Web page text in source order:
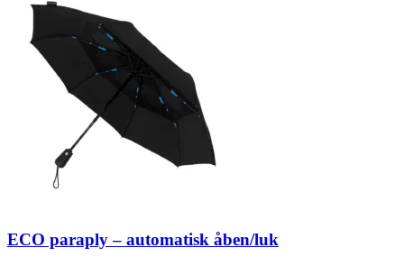
ECO paraply – automatisk åben/luk